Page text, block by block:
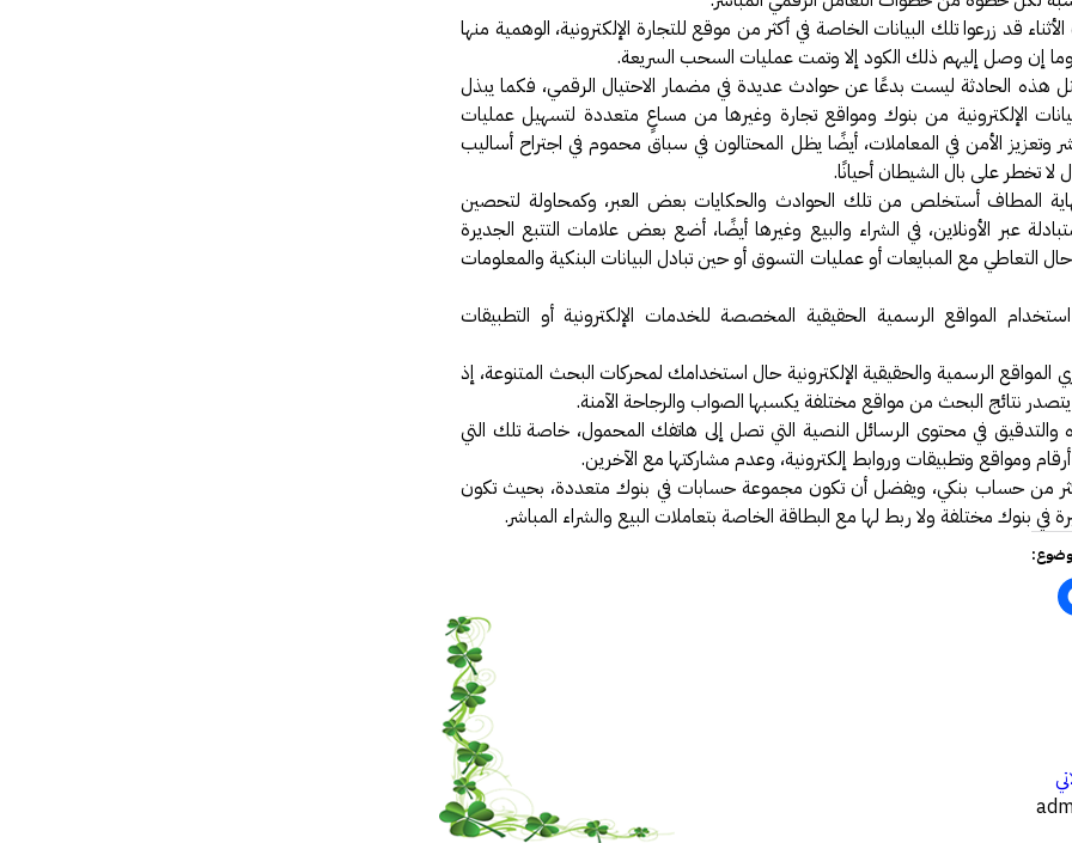
قد زرعوا تلك البيانات الخاصة في أكثر من موقع للتجارة الإلكترونية، الوهمية منها
وما إن وصل إليهم ذلك الكود إلا وتمت عمليات السحب السريعة.
هذه الحادثة ليست بدعًا عن حوادث عديدة في مضمار الاحتيال الرقمي، فكما يبذل
الإلكترونية من بنوك ومواقع تجارة وغيرها من مساعٍ متعددة لتسهيل عمليات
وتعزيز الأمن في المعاملات، أيضًا يظل المحتالون في سباق محموم في اجتراح أساليب
لا تخطر على بال الشيطان أحيانًا.
المطاف أستخلص من تلك الحوادث والحكايات بعض العبر، وكمحاولة لتحصين
عبر الأونلاين، في الشراء والبيع وغيرها أيضًا، أضع بعض علامات التتبع الجديرة
حال التعاطي مع المبايعات أو عمليات التسوق أو حين تبادل البيانات البنكية والمعلومات
المواقع الرسمية الحقيقية المخصصة للخدمات الإلكترونية أو التطبيقات
المواقع الرسمية والحقيقية الإلكترونية حال استخدامك لمحركات البحث المتنوعة، إذ
نتائج البحث من مواقع مختلفة يكسبها الصواب والرجاحة الآمنة.
والتدقيق في محتوى الرسائل النصية التي تصل إلى هاتفك المحمول، خاصة تلك التي
ومواقع وتطبيقات وروابط إلكترونية، وعدم مشاركتها مع الآخرين.
من حساب بنكي، ويفضل أن تكون مجموعة حسابات في بنوك متعددة، بحيث تكون
في بنوك مختلفة ولا ربط لها مع البطاقة الخاصة بتعاملات البيع والشراء المباشر.